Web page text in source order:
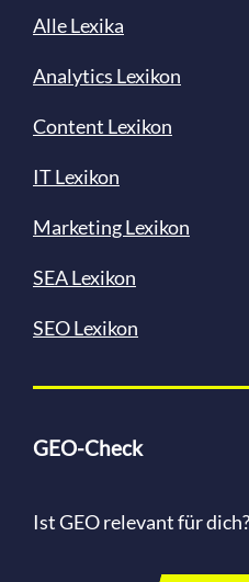
Alle Lexika
Analytics Lexikon
Content Lexikon
IT Lexikon
Marketing Lexikon
SEA Lexikon
SEO Lexikon
GEO-Check
Ist GEO relevant für